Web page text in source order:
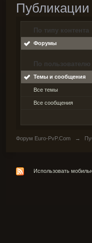
По типу контента
Форумы
По пользователю
Темы и сообщения
Все темы
Все сообщения
Форум Euro-PvP.Com →
Использовать